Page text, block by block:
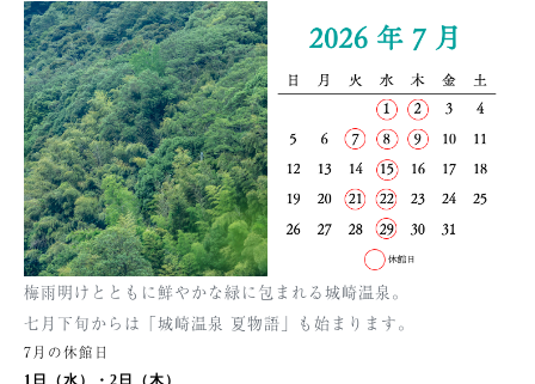
梅雨明けとともに鮮やかな緑に包まれる城崎温泉。
七月下旬からは「城崎温泉 夏物語」も始まります。
7月の休館日
1日（水）・2日（木）